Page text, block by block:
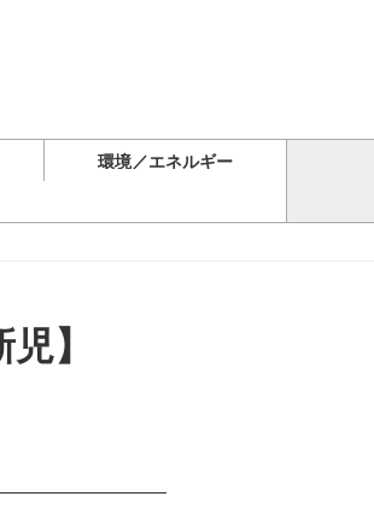
環境／エネルギー
】